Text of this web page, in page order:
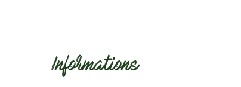
Informations